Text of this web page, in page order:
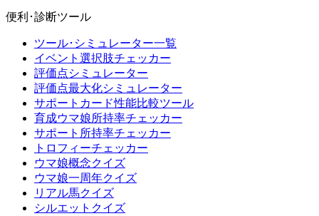
便利･診断ツール
ツール･シミュレーター一覧
イベント選択肢チェッカー
評価点シミュレーター
評価点最大化シミュレーター
サポートカード性能比較ツール
育成ウマ娘所持率チェッカー
サポート所持率チェッカー
トロフィーチェッカー
ウマ娘概念クイズ
ウマ娘一周年クイズ
リアル馬クイズ
シルエットクイズ